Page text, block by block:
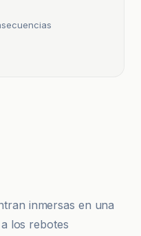
inmersas en una
los rebotes